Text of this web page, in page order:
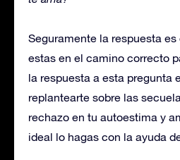
Seguramente la respuesta
estas en el camino correcto
la respuesta a esta pregunta
replantearte sobre las
rechazo en tu autoestima y
ideal lo hagas con la ayuda